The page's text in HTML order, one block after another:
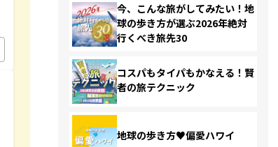
今、こんな旅がしてみたい！地
球の歩き方が選ぶ2026年絶対
行くべき旅先30
コスパもタイパもかなえる！賢
者の旅テクニック
地球の歩き方♥偏愛ハワイ